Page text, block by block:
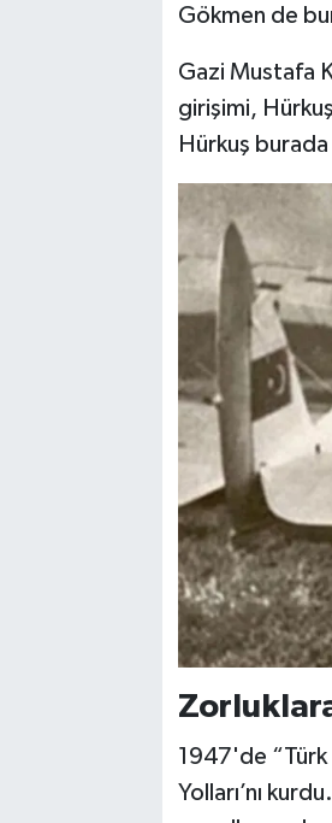
Gökmen de
Gazi Mustafa
girişimi,
Hürkuş burada
1947'de “Türk
Yolları’nı